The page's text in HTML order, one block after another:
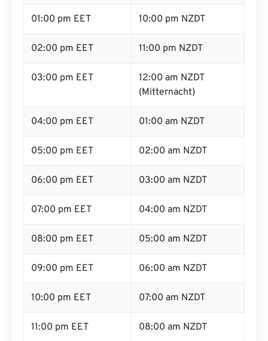
01:00 pm EET 10:00 pm NZDT
02:00 pm EET 11:00 pm NZDT
03:00 pm EET
12:00 am NZDT
(Mitternacht)
04:00 pm EET 01:00 am NZDT
05:00 pm EET 02:00 am NZDT
06:00 pm EET 03:00 am NZDT
07:00 pm EET 04:00 am NZDT
08:00 pm EET 05:00 am NZDT
09:00 pm EET 06:00 am NZDT
10:00 pm EET 07:00 am NZDT
11:00 pm EET 08:00 am NZDT